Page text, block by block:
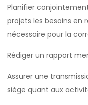
Planifier
projets les besoins en
nécessaire pour la
Rédiger un rapport
Assurer une
siège quant aux